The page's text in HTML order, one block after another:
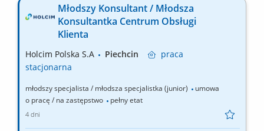
(forecastów). Kontrola realizacji budżetu i wyjaśnianie odchyleń.
Aktywny udział w procesie zamknięcia miesiąca, zapewniając
kompletność i dokładność danych...
Młodszy Konsultant / Młodsza
Konsultantka Centrum Obsługi
Klienta
Holcim Polska S.A Piechcin
praca
stacjonarna
młodszy specjalista / młodsza specjalistka (junior)
umowa
o pracę / na zastępstwo
pełny etat
4 dni